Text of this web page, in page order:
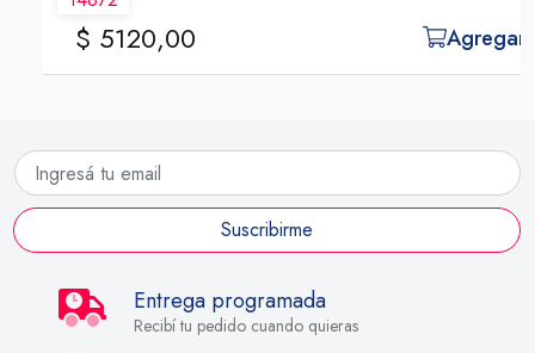
$ 5120,00 Agregar
Suscribirme
Entrega programada
Recibí tu pedido cuando quieras